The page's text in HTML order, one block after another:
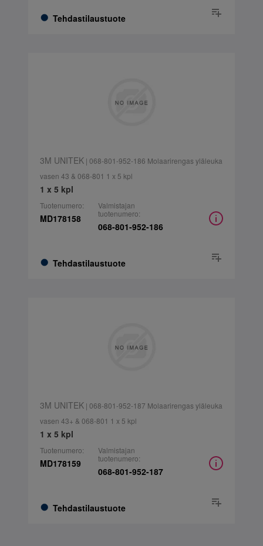
Tehdastilaustuote
3M UNITEK| 068-801-952-186 Molaarirengas yläleuka
vasen 43 & 068-801 1 x 5 kpl
1 x 5 kpl
Tuotenumero:
MD178158
Tehdastilaustuote
Valmistajan
tuotenumero:
068-801-952-186
3M UNITEK| 068-801-952-187 Molaarirengas yläleuka
vasen 43+ & 068-801 1 x 5 kpl
1 x 5 kpl
Tuotenumero:
MD178159
Tehdastilaustuote
Valmistajan
tuotenumero:
068-801-952-187